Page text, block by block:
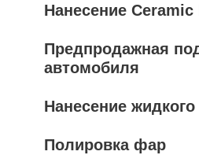
Нанесение Ceramic
Предпродажная
автомобиля
Нанесение жидкого
Полировка фар